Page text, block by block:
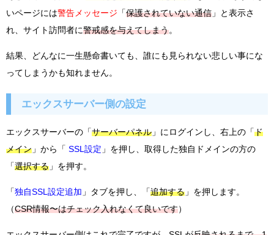
いページには警告メッセージ 「 保護されていない通信 」と表示さ
れ、サイト訪問者に警戒感を与えてしまう。
結果、どんなに一生懸命書いても、誰にも見られない悲しい事にな
ってしまうかも知れません。
エックスサーバー側の設定
エックスサーバーの「サーバーパネル 」にログインし、右上の「ド
メイン 」から「 SSL設定 」を押し、取得した独自ドメインの方の
「選択する 」を押す。
「独自SSL設定追加 」タブを押し、「追加する 」を押します。
（CSR情報〜はチェック入れなくて良いです）